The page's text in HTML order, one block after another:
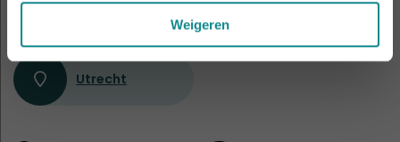
Weigeren
Utrecht